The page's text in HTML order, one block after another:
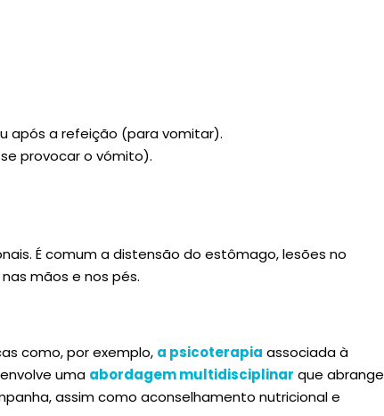
após a refeição (para vomitar).
provocar o vómito).
É comum a distensão do estômago, lesões no
mãos e nos pés.
como, por exemplo, a psicoterapia associada à
uma abordagem multidisciplinar que abrange
assim como aconselhamento nutricional e